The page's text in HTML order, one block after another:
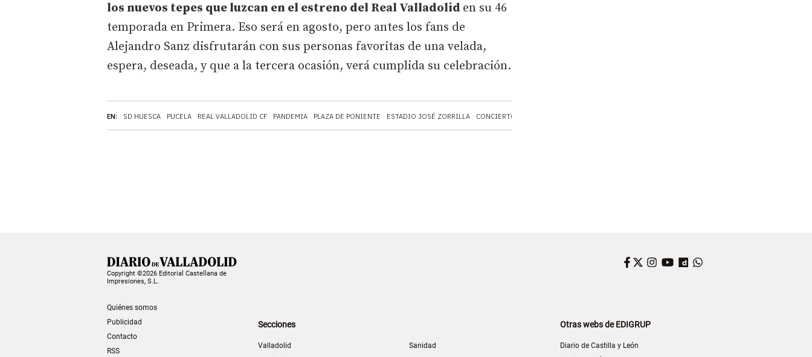
EN: SD HUESCA PUCELA REAL VALLADOLID CF PANDEMIA PLAZA DE PONIENTE ESTADIO JOSÉ ZORRILLA CONCIERTOS
los nuevos tepes que luzcan en el estreno del Real Valladolid en su 46
temporada en Primera. Eso será en agosto, pero antes los fans de
Alejandro Sanz disfrutarán con sus personas favoritas de una velada,
espera, deseada, y que a la tercera ocasión, verá cumplida su celebración.
Copyright ©2026 Editorial Castellana de
Impresiones, S.L.
Quiénes somos
Publicidad
Contacto
RSS
Facebook
Twitter
Instagram
YouTube
Dailymotion
Secciones
Valladolid
Sanidad
Otras webs de EDIGRUP
Diario de Castilla y León